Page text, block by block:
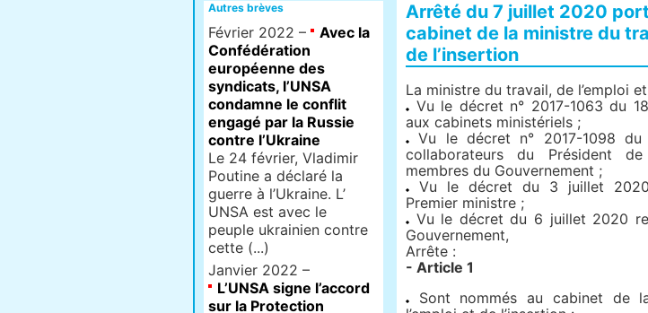
Arrêté du 7 juillet 2020
cabinet de la ministre du
de l’insertion
La ministre du travail, de l’emploi
Vu le décret n° 2017-1063 du
aux cabinets ministériels ;
Vu le décret n° 2017-1098
collaborateurs du Président
membres du Gouvernement ;
Vu le décret du 3 juillet
Premier ministre ;
Vu le décret du 6 juillet 2020
Gouvernement,
Arrête :
- Article 1
Sont nommés au cabinet de
Autres brèves
Février 2022 –
Avec la
Confédération
européenne des
syndicats, l’UNSA
condamne le conflit
engagé par la Russie
contre l’Ukraine
Le 24 février, Vladimir
Poutine a déclaré la
guerre à l’Ukraine. L’
UNSA est avec le
peuple ukrainien contre
cette (...)
Janvier 2022 –
L’UNSA signe l’accord
sur la Protection